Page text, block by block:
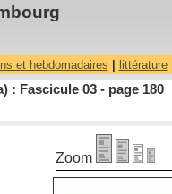
et hebdomadaires littérature|
: Fascicule 03 - page 180
Zoom